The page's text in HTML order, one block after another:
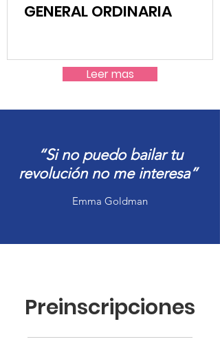
GENERAL ORDINARIA
Leer mas
“Si no puedo bailar tu
revolución no me interesa”
Emma Goldman
Preinscripciones